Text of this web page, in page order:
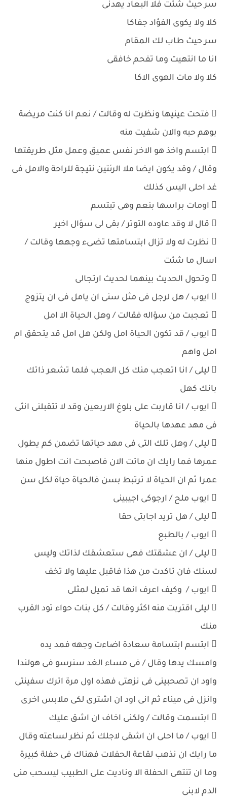
سر حيث شئت فلا البعاد يهدنى
كلا ولا يكوى الفؤاد جفاكا
سر حيث طاب لك المقام
انا ما انتهيت وما تفحم خافقى
كلا ولا مات الهوى الاكا
 فتحت عينيها ونظرت له وقالت / نعم انا كنت مريضة
بوهم حبه والان شفيت منه
 ابتسم واخذ هو الاخر نفس عميق وعمل مثل طريقتها
وقال / وقد يكون ايضا ملا الرئتين نتيجة للراحة والامل فى
غد احلى اليس كذلك
 اومات براسها بنعم وهى تبتسم
 قال لا وقد عاوده التوتر / بقى لى سؤال اخير
 نظرت له ولا تزال ابتسامتها تضىء وجهها وقالت /
اسال ما شئت
 وتحول الحديث بينهما لحديث ارتجالى
 ايوب / هل لرجل فى مثل سنى ان يامل فى ان يتزوج
 تعجبت من سؤاله فقالت / وهل الحياة الا امل
 ايوب / قد تكون الحياة امل ولكن هل امل قد يتحقق ام
امل واهم
 ليلى / انا اتعجب منك كل العجب فلما تشعر ذاتك
بانك كهل
 ايوب / انا قاربت على بلوغ الاربعين وقد لا تتقبلنى انثى
فى مهد عهدها بالحياة
 ليلى / وهل تلك التى فى مهد حياتها تضمن كم يطول
عمرها فما رايك ان ماتت الان فاصبحت انت اطول منها
عمرا ثم ان الحياة لا ترتبط بسن فالحياة حياة لكل سن
 ايوب ملح / ارجوكى اجيبينى
 ليلى / هل تريد اجابتى حقا
 ايوب / بالطبع
 ليلى / ان عشقتك فهى ستعشقك لذاتك وليس
لسنك فان تاكدت من هذا فاقبل عليها ولا تخف
 ايوب / وكيف اعرف انها قد تميل لمثلى
 ليلى اقتربت منه اكثر وقالت / كل بنات حواء تود القرب
منك
 ابتسم ابتسامة سعادة اضاءت وجهه فمد يده
وامسك يدها وقال / فى مساء الغد سنرسو فى هولندا
واود ان تصحبينى فى نزهتى فهذه اول مرة اترك سفينتى
وانزل فى ميناء ثم انى اود ان اشترى لكى ملابس اخرى
 ابتسمت وقالت / ولكنى اخاف ان اشق عليك
 ايوب / ما احلى ان اشقى لاجلك ثم نظر لساعته وقال
ما رايك ان نذهب لقاعة الحفلات فهناك فى حفلة كبيرة
وما ان تنتهى الحفلة الا وناديت على الطبيب ليسحب منى
الدم لابنى